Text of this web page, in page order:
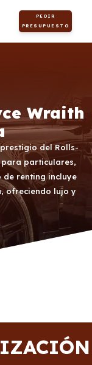
PEDIR
PRESUPUESTO
Wraith
del Rolls-
para particulares,
de renting incluye
ofreciendo lujo y